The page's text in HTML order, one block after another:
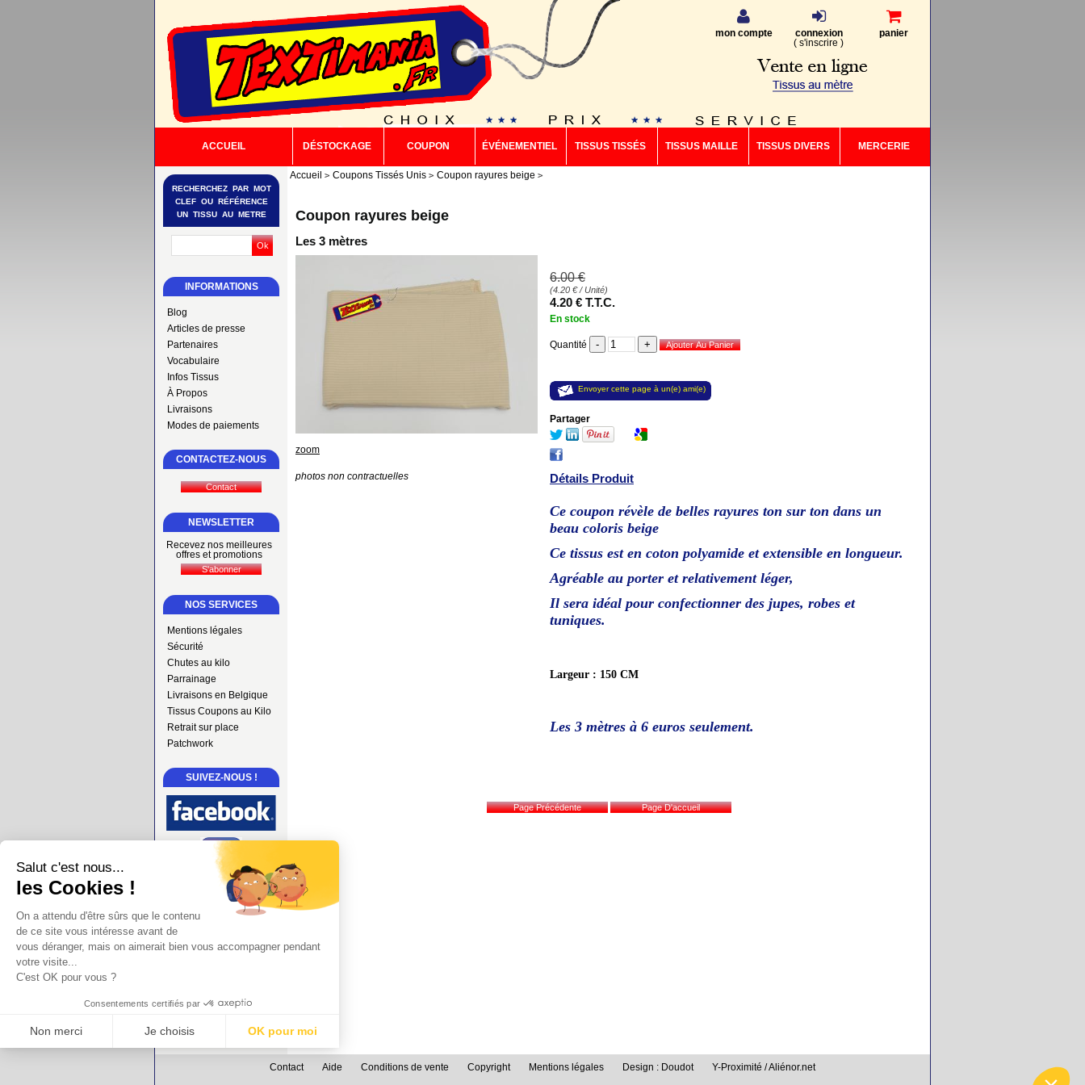
mon compte
connexion
( s'inscrire )
panier
ACCUEIL DÉSTOCKAGE COUPON ÉVÉNEMENTIEL TISSUS TISSÉS TISSUS MAILLE TISSUS DIVERS MERCERIE
INFORMATIONS
Blog
Articles de presse
Partenaires
Vocabulaire
Infos Tissus
À Propos
Livraisons
Modes de paiements
RECHERCHEZ PAR MOT
CLEF OU RÉFÉRENCE
UN TISSU AU METRE
CONTACTEZ-NOUS
NEWSLETTER
Recevez nos meilleures
offres et promotions
NOS SERVICES
Mentions légales
Sécurité
Chutes au kilo
Parrainage
Livraisons en Belgique
Tissus Coupons au Kilo
Retrait sur place
Patchwork
SUIVEZ-NOUS !
Accueil Coupons Tissés Unis Coupon rayures beige
Coupon rayures beige
Les 3 mètres
zoom
photos non contractuelles
6.00 €
(4.20 €/ Unité)
4.20 € T.T.C.
En stock
Quantité
Envoyer cette page à un(e) ami(e)
Partager
Détails Produit
Ce coupon révèle de belles rayures ton sur ton dans un
beau coloris beige
Ce tissus est en coton polyamide et extensible en longueur.
Agréable au porter et relativement léger,
Il sera idéal pour confectionner des jupes, robes et
tuniques.
Largeur : 150 CM
Les 3 mètres à 6 euros seulement.
Contact Aide Conditions de vente Copyright Mentions légales Design : Doudot Y-Proximité / Aliénor.net
Salut c'est nous...
les Cookies !
On a attendu d'être sûrs que le contenu
de ce site vous intéresse avant de
vous déranger, mais on aimerait bien vous accompagner pendant
votre visite...
C'est OK pour vous ?
Consentements certifiés par
Non merci Je choisis OK pour moi
Plateforme de Gestion du Consentement : Personnalisez vos Options